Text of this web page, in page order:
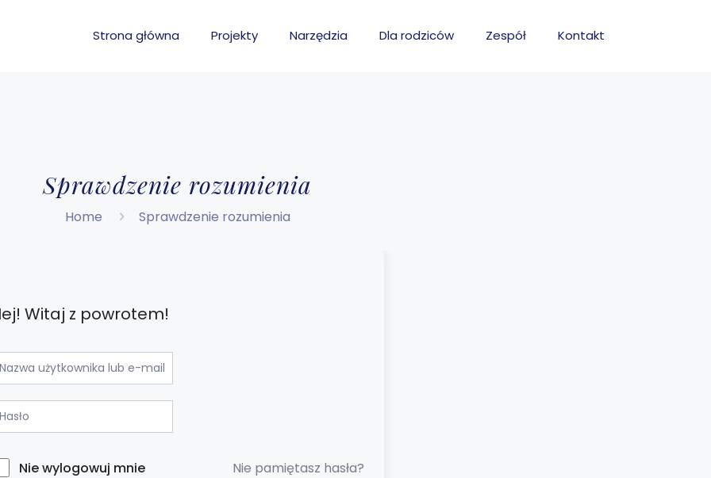
Strona główna Projekty Narzędzia Dla rodziców Zespół Kontakt
Sprawdzenie rozumienia
Home Sprawdzenie rozumienia
Witaj z powrotem!
Nie wylogowuj mnie Nie pamiętasz hasła?